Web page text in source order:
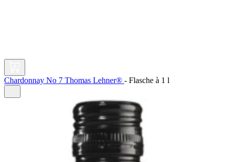
Chardonnay No 7 Thomas Lehner® - Flasche à 1 l